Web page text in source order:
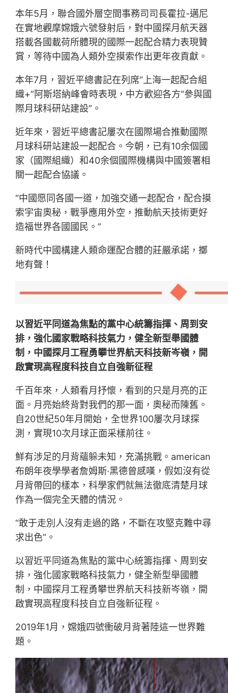
本年5月，聯合國外層空間事務司司長霍拉-邁尼
在實地觀摩嫦娥六號發射后，對中國探月航天器
搭載各國載荷所體現的國際一起配合精力表現贊
賞，等待中國為人類外空摸索作出更年夜貢獻。
本年7月，習近平總書記在列席“上海一起配合組
織+”阿斯塔納峰會時表現，中方歡迎各方“參與國
際月球科研站建設”。
近年來，習近平總書記屢次在國際場合推動國際
月球科研站建設一起配合。今朝，已有10余個國
家（國際組織）和40余個國際機構與中國簽署相
關一起配合協議。
“中國愿同各國一道，加強交通一起配合，配合摸
索宇宙奧秘，戰爭應用外空，推動航天技術更好
造福世界各國國民。”
新時代中國構建人類命運配合體的莊嚴承諾，擲
地有聲！
以習近平同道為焦點的黨中心統籌指揮、周到安
排，強化國家戰略科技氣力，健全新型舉國體
制，中國探月工程勇攀世界航天科技新岑嶺，開
啟實現高程度科技自立自強新征程
千百年來，人類看月抒懷，看到的只是月亮的正
面。月亮始終背對我們的那一面，奧秘而陳舊。
自20世紀50年月開始，全世界100屢次月球探
測，實現10次月球正面采樣前往。
鮮有涉足的月背蘊躲未知，充滿挑戰。american
布朗年夜學學者詹姆斯·黑德曾感嘆，假如沒有從
月背帶回的樣本，科學家們就無法徹底清楚月球
作為一個完全天體的情況。
“敢于走別人沒有走過的路，不斷在攻堅克難中尋
求出色”。
以習近平同道為焦點的黨中心統籌指揮、周到安
排，強化國家戰略科技氣力，健全新型舉國體
制，中國探月工程勇攀世界航天科技新岑嶺，開
啟實現高程度科技自立自強新征程。
2019年1月，嫦娥四號衝破月背著陸這一世界難
題。